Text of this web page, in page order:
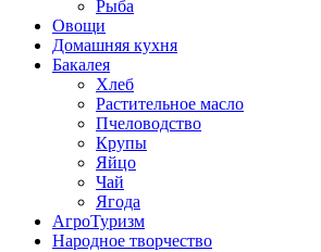
Рыба
Овощи
Домашняя кухня
Бакалея
Хлеб
Растительное масло
Пчеловодство
Крупы
Яйцо
Чай
Ягода
АгроТуризм
Народное творчество